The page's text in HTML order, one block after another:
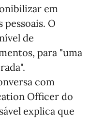
em
pessoais. O
de
para "uma
com
Officer do
explica que